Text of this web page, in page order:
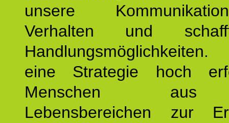
unsere
Verhalten und
eine Strategie hoch
Menschen
Lebensbereichen zur